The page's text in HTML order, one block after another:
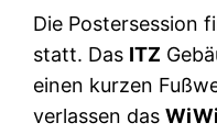
Die Postersession
statt. Das ITZ
einen kurzen
verlassen dasWiWi